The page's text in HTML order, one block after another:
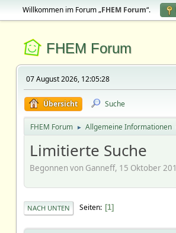
Willkommen im Forum „FHEM Forum“.
FHEM Forum
07 August 2026, 12:05:28
Übersicht Suche
FHEM Forum ► Allgemeine Informationen
Limitierte Suche
Begonnen von Ganneff, 15 Oktober
NACH UNTEN Seiten 1